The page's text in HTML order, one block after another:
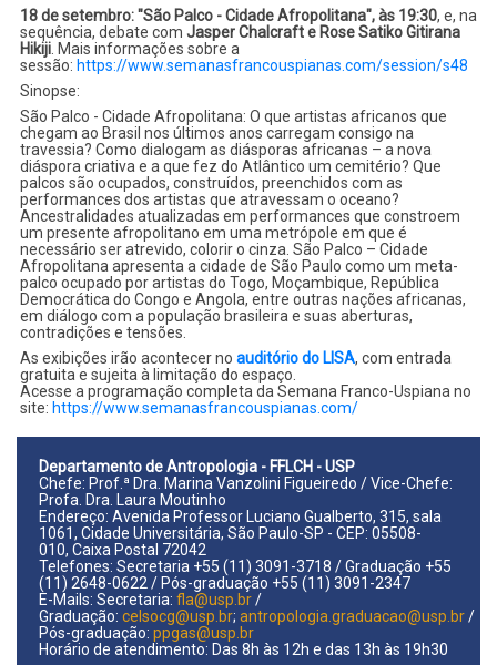
18 de setembro: "São Palco - Cidade Afropolitana", às 19:30, e, na
sequência, debate com Jasper Chalcraft e Rose Satiko Gitirana
Hikiji . Mais informações sobre a
sessão: https://www.semanasfrancouspianas.com/session/s48
Sinopse:
São Palco - Cidade Afropolitana: O que artistas africanos que
chegam ao Brasil nos últimos anos carregam consigo na
travessia? Como dialogam as diásporas africanas – a nova
diáspora criativa e a que fez do Atlântico um cemitério? Que
palcos são ocupados, construídos, preenchidos com as
performances dos artistas que atravessam o oceano?
Ancestralidades atualizadas em performances que constroem
um presente afropolitano em uma metrópole em que é
necessário ser atrevido, colorir o cinza. São Palco – Cidade
Afropolitana apresenta a cidade de São Paulo como um meta-
palco ocupado por artistas do Togo, Moçambique, República
Democrática do Congo e Angola, entre outras nações africanas,
em diálogo com a população brasileira e suas aberturas,
contradições e tensões.
As exibições irão acontecer no auditório do LISA, com entrada
gratuita e sujeita à limitação do espaço.
Acesse a programação completa da Semana Franco-Uspiana no
site: https://www.semanasfrancouspianas.com/
Departamento de Antropologia - FFLCH - USP
Chefe: Prof.ª Dra. Marina Vanzolini Figueiredo / Vice-Chefe:
Profa. Dra. Laura Moutinho
Endereço: Avenida Professor Luciano Gualberto, 315, sala
1061, Cidade Universitária, São Paulo-SP - CEP: 05508-
010, Caixa Postal 72042
Telefones: Secretaria +55 (11) 3091-3718 / Graduação +55
(11) 2648-0622 / Pós-graduação +55 (11) 3091-2347
E-Mails: Secretaria: fla@usp.br/
Graduação: celsocg@usp.br; antropologia.graduacao@usp.br/
Pós-graduação: ppgas@usp.br
Horário de atendimento: Das 8h às 12h e das 13h às 19h30